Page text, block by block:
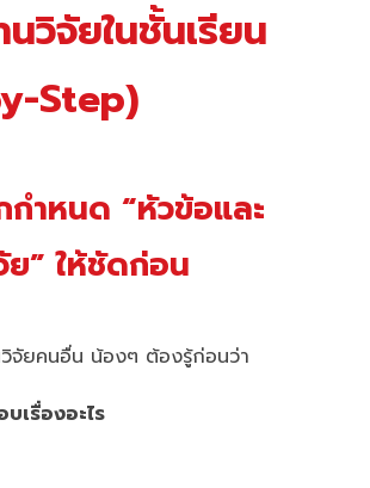
วิจัยในชั้นเรียน
Step)
กำหนด “หัวข้อและ
ย” ให้ชัดก่อน
วิจัยคนอื่น น้องๆ ต้องรู้ก่อนว่า
เรื่องอะไร